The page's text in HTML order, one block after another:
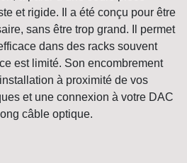
et rigide. Il a été conçu pour être
sans être trop grand. Il permet
dans des racks souvent
est limité. Son encombrement
à proximité de vos
et une connexion à votre DAC
câble optique.